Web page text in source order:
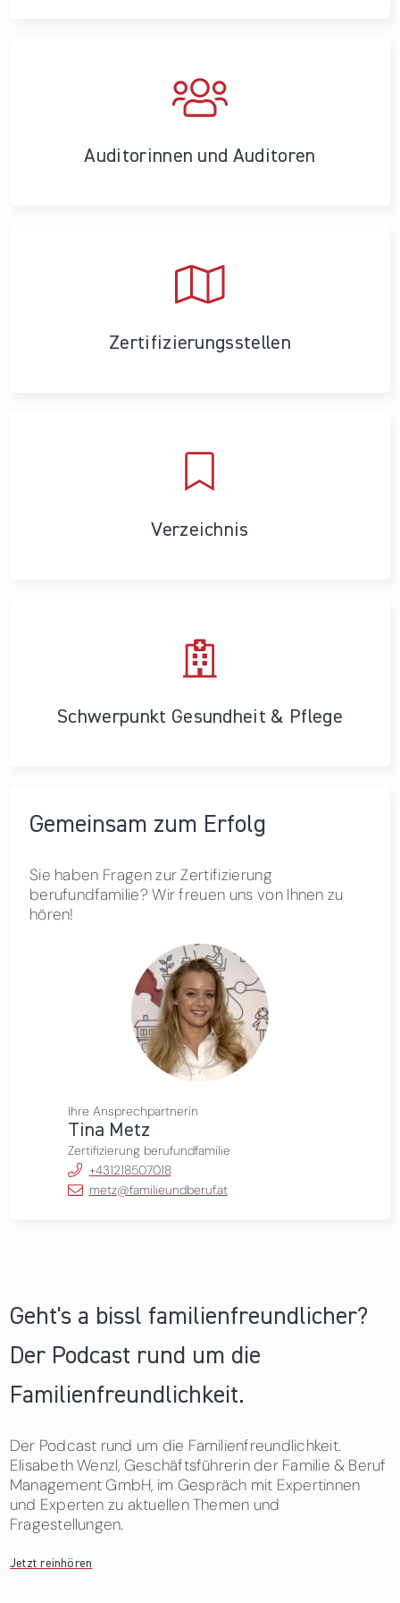
Auditorinnen und Auditoren
Zertifizierungs­stellen
Verzeichnis
Schwerpunkt Gesundheit & Pflege
Gemeinsam zum Erfolg
Sie haben Fragen zur Zertifizierung
berufundfamilie? Wir freuen uns von Ihnen zu
hören!
Ihre Ansprechpartnerin
Tina Metz
Zertifizierung berufundfamilie
+431218507018
metz@familieundberuf.at
Geht's a bissl familienfreundlicher?
Der Podcast rund um die
Familienfreundlichkeit.
Der Podcast rund um die Familienfreundlichkeit.
Elisabeth Wenzl, Geschäftsführerin der Familie & Beruf
Management GmbH, im Gespräch mit Expertinnen
und Experten zu aktuellen Themen und
Fragestellungen.
Jetzt reinhören